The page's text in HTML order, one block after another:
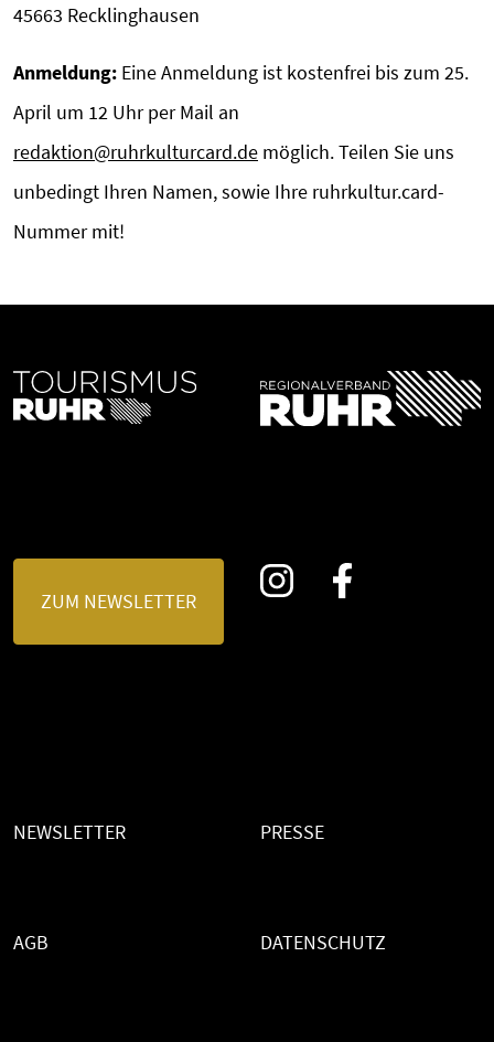
45663 Recklinghausen
Anmeldung: Eine Anmeldung ist kostenfrei bis zum 25.
April um 12 Uhr per Mail an
redaktion@ruhrkulturcard.de möglich. Teilen Sie uns
unbedingt Ihren Namen, sowie Ihre ruhrkultur.card-
Nummer mit!
ZUM NEWSLETTER
NEWSLETTER PRESSE
AGB DATENSCHUTZ